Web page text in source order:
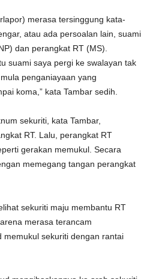
merasa tersinggung kata-
atau ada persoalan lain, suami
dan perangkat RT (MS).
suami saya pergi ke swalayan tak
penganiayaan yang
koma,” kata Tambar sedih.
sekuriti, kata Tambar,
RT. Lalu, perangkat RT
gerakan memukul. Secara
memegang tangan perangkat
sekuriti maju membantu RT
merasa terancam
memukul sekuriti dengan rantai